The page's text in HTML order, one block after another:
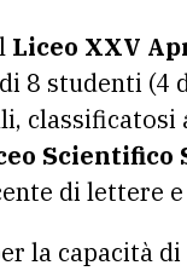
Liceo XXV
8 studenti (4
classificatosi
Scientifico
di lettere
la capacità